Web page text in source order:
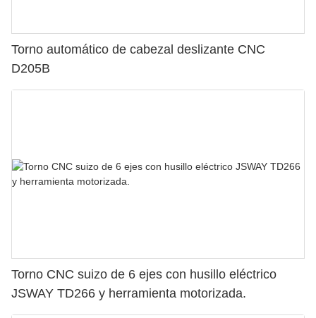
Torno automático de cabezal deslizante CNC
D205B
Torno CNC suizo de 6 ejes con husillo eléctrico
JSWAY TD266 y herramienta motorizada.